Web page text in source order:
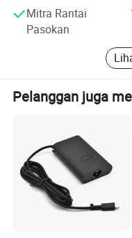
Mitra Rantai
Pasokan
Pelanggan juga